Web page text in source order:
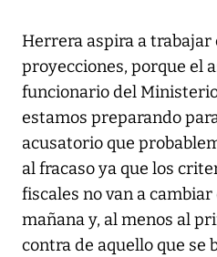
Herrera aspira a trabajar
proyecciones, porque el
funcionario del
estamos preparando
acusatorio que
al fracaso ya que los
fiscales no van a cambiar
mañana y, al menos al
contra de aquello que se